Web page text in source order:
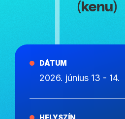
(kenu)
DÁTUM
2026. június 13 - 14.
HELYSZÍN